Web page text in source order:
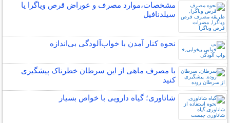
مشخصات،موارد مصرف و عوراض قرص ویاگرا یا
سیلدنافیل
نحوه کنار آمدن با خواب‌آلودگی بی‌اندازه
با مصرف ماهی از این سرطان خطرناک پیشگیری
کنید
شاتاوری؛ گیاه دارویی با خواص بسیار